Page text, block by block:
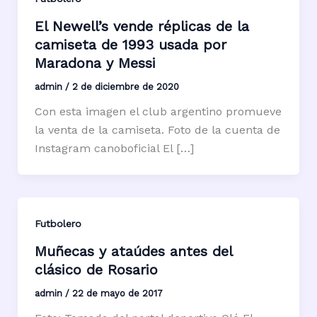
El Newell’s vende réplicas de la
camiseta de 1993 usada por
Maradona y Messi
admin / 2 de diciembre de 2020
Con esta imagen el club argentino promueve
la venta de la camiseta. Foto de la cuenta de
Instagram canoboficial El […]
Futbolero
Muñecas y ataúdes antes del
clásico de Rosario
admin / 22 de mayo de 2017